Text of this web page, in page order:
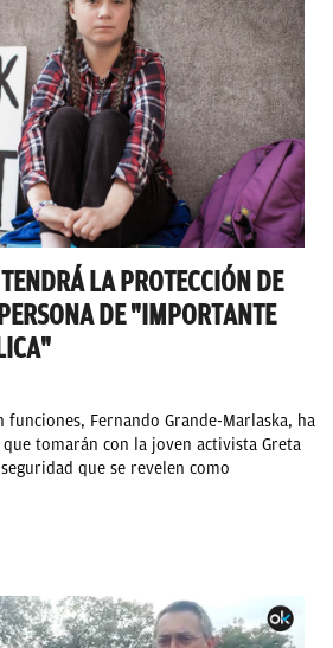
LA PROTECCIÓN DE
DE "IMPORTANTE
Fernando Grande-Marlaska, ha
tomarán con la joven activista Greta
que se revelen como